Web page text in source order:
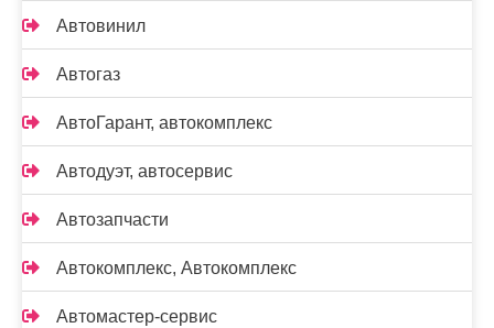
Автовинил
Автогаз
АвтоГарант, автокомплекс
Автодуэт, автосервис
Автозапчасти
Автокомплекс, Автокомплекс
Автомастер-сервис